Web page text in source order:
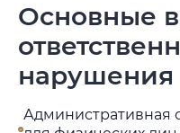
Основные
нарушения
Административная